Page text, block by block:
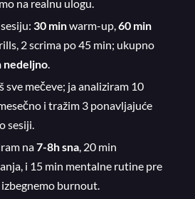
na realnu ulogu.
30 minwarm-up, 60 min
2 scrima po 45 min; ukupno
nedeljno
sve mečeve; ja analiziram 10
i tražim 3 ponavljajuće
sesiji.
na7-8h sna , 20 min
i 15 min mentalne rutine pre
izbegnemo burnout.